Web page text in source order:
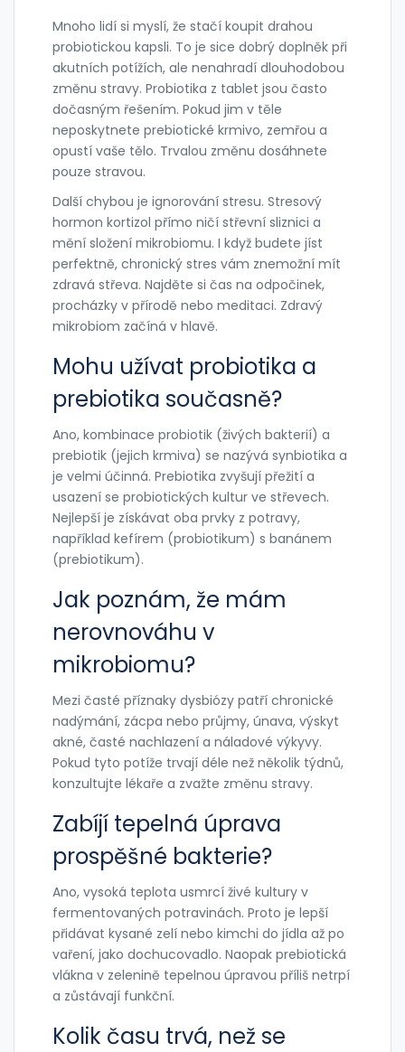
Mnoho lidí si myslí, že stačí koupit drahou
probiotickou kapsli. To je sice dobrý doplněk při
akutních potížích, ale nenahradí dlouhodobou
změnu stravy. Probiotika z tablet jsou často
dočasným řešením. Pokud jim v těle
neposkytnete prebiotické krmivo, zemřou a
opustí vaše tělo. Trvalou změnu dosáhnete
pouze stravou.
Další chybou je ignorování stresu. Stresový
hormon kortizol přímo ničí střevní sliznici a
mění složení mikrobiomu. I když budete jíst
perfektně, chronický stres vám znemožní mít
zdravá střeva. Najděte si čas na odpočinek,
procházky v přírodě nebo meditaci. Zdravý
mikrobiom začíná v hlavě.
Mohu užívat probiotika a
prebiotika současně?
Ano, kombinace probiotik (živých bakterií) a
prebiotik (jejich krmiva) se nazývá synbiotika a
je velmi účinná. Prebiotika zvyšují přežití a
usazení se probiotických kultur ve střevech.
Nejlepší je získávat oba prvky z potravy,
například kefírem (probiotikum) s banánem
(prebiotikum).
Jak poznám, že mám
nerovnováhu v
mikrobiomu?
Mezi časté příznaky dysbiózy patří chronické
nadýmání, zácpa nebo průjmy, únava, výskyt
akné, časté nachlazení a náladové výkyvy.
Pokud tyto potíže trvají déle než několik týdnů,
konzultujte lékaře a zvažte změnu stravy.
Zabíjí tepelná úprava
prospěšné bakterie?
Ano, vysoká teplota usmrcí živé kultury v
fermentovaných potravinách. Proto je lepší
přidávat kysané zelí nebo kimchi do jídla až po
vaření, jako dochucovadlo. Naopak prebiotická
vlákna v zelenině tepelnou úpravou příliš netrpí
a zůstávají funkční.
Kolik času trvá, než se